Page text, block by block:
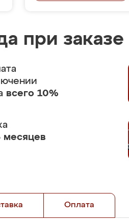
при заказе
всего 10%
месяцев
Оплата